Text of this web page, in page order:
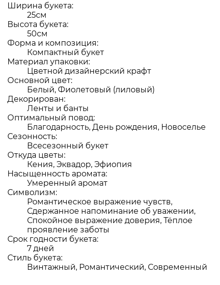
Ширина букета:
25см
Высота букета:
50см
Форма и композиция:
Компактный букет
Материал упаковки:
Цветной дизайнерский крафт
Основной цвет:
Белый, Фиолетовый (лиловый)
Декорирован:
Ленты и банты
Оптимальный повод:
Благодарность, День рождения, Новоселье
Сезонность:
Всесезонный букет
Откуда цветы:
Кения, Эквадор, Эфиопия
Насыщенность аромата:
Умеренный аромат
Символизм:
Романтическое выражение чувств,
Сдержанное напоминание об уважении,
Спокойное выражение доверия, Тёплое
проявление заботы
Срок годности букета:
7 дней
Стиль букета:
Винтажный, Романтический, Современный